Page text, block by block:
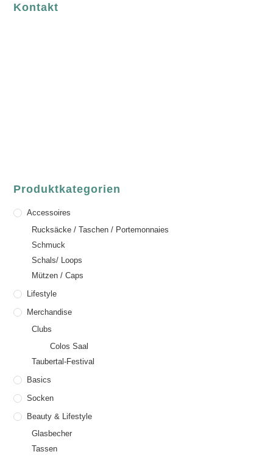
Kontakt
Produktkategorien
Accessoires
Rucksäcke / Taschen / Portemonnaies
Schmuck
Schals/ Loops
Mützen / Caps
Lifestyle
Merchandise
Clubs
Colos Saal
Taubertal-Festival
Basics
Socken
Beauty & Lifestyle
Glasbecher
Tassen